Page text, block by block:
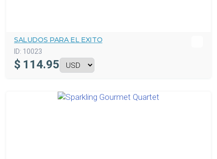
SALUDOS PARA EL EXITO
ID: 10023
$ 114.95